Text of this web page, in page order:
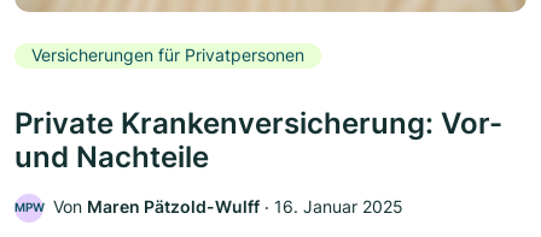
Versicherungen für Privatpersonen
Private Krankenversicherung: Vor-
und Nachteile
MPW Von Maren Pätzold-Wulff ‧ 16. Januar 2025